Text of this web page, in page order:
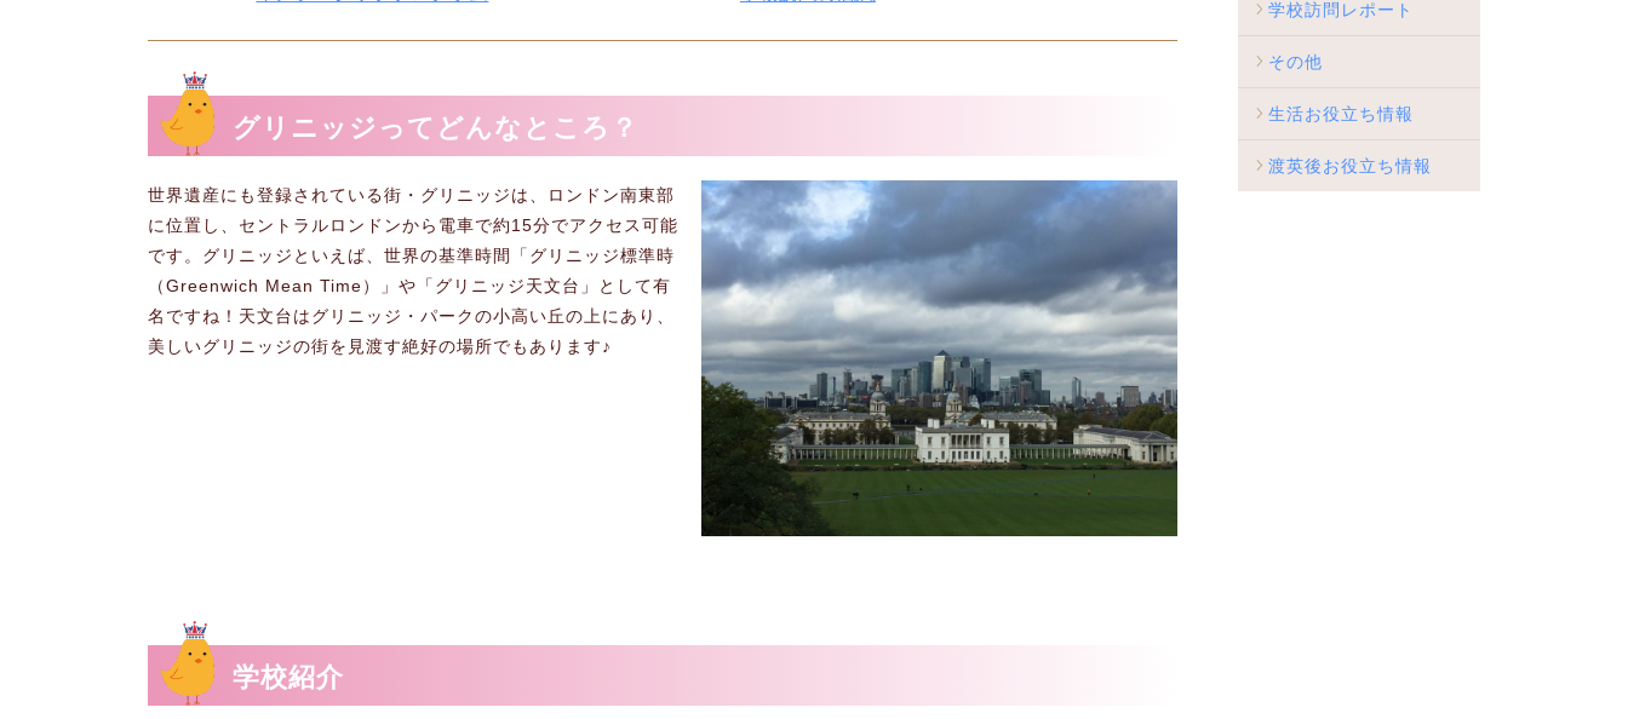
グリニッジってどんなところ？
世界遺産にも登録されている街・グリニッジは、ロンドン南東部
に位置し、セントラルロンドンから電車で約15分でアクセス可能
です。グリニッジといえば、世界の基準時間「グリニッジ標準時
（Greenwich Mean Time）」や「グリニッジ天文台」として有
名ですね！天文台はグリニッジ・パークの小高い丘の上にあり、
美しいグリニッジの街を見渡す絶好の場所でもあります♪
学校紹介
学校訪問レポート
その他
生活お役立ち情報
渡英後お役立ち情報